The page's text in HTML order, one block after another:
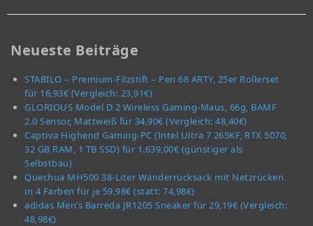
Neueste Beiträge
STABILO – Premium-Filzstift – Pen 68 ARTY, 25er Rollerset
für 16,93€ (Vergleich: 23,91€)
GLORIOUS Model D 2 Wireless Gaming-Maus, 66g, BAMF
2.0 Sensor, Mattweiß für 34,90€ (Vergleich: 48,40€)
Captiva Highend Gaming-PC (Intel Ultra 7 265KF, RTX 5070,
32 GB RAM, 1 TB SSD) für 1.639,00€ (günstiger als
Selbstbau)
Quechua MH500 38-Liter Wanderrucksack mit Netzrücken
in 4 Farben für je 59,98€ (statt: 74,98€)
adidas Men’s Barreda JR1205 Sneaker für 29,19€ (Vergleich:
48,98€)